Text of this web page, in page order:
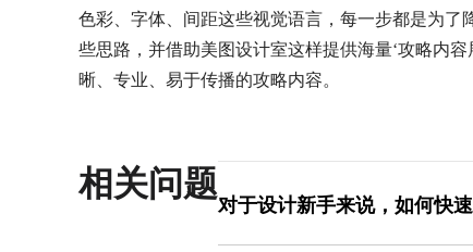
色彩、字体、间距这些视觉语言，每一步都是为
些思路，并借助美图设计室这样提供海量‘攻略内
晰、专业、易于传播的攻略内容。
相关问题
对于设计新手来说，如何快